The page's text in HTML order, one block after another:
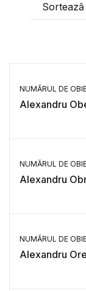
NUMĂRUL DE
Alexandru
NUMĂRUL DE
Alexandru
NUMĂRUL DE
Alexandru